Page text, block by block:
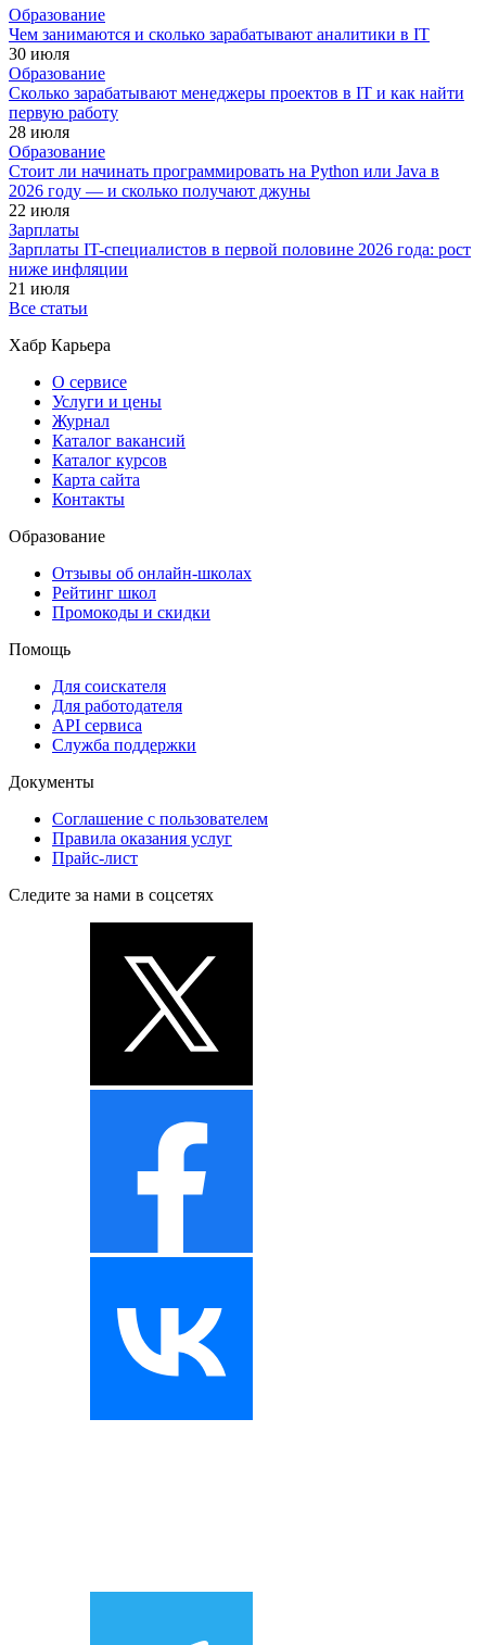
Образование
Чем занимаются и сколько зарабатывают аналитики в IT
30 июля
Образование
Сколько зарабатывают менеджеры проектов в IT и как найти
первую работу
28 июля
Образование
Стоит ли начинать программировать на Python или Java в
2026 году — и сколько получают джуны
22 июля
Зарплаты
Зарплаты IT-специалистов в первой половине 2026 года: рост
ниже инфляции
21 июля
Все статьи
Хабр Карьера
О сервисе
Услуги и цены
Журнал
Каталог вакансий
Каталог курсов
Карта сайта
Контакты
Образование
Отзывы об онлайн-школах
Рейтинг школ
Промокоды и скидки
Помощь
Для соискателя
Для работодателя
API сервиса
Служба поддержки
Документы
Соглашение с пользователем
Правила оказания услуг
Прайс-лист
Следите за нами в соцсетях